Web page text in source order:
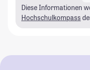
Diese Informationen
Hochschulkompass